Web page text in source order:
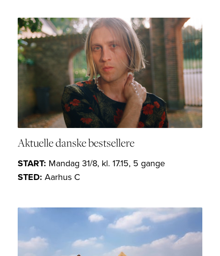
Aktuelle danske bestsellere
START: Mandag 31/8, kl. 17.15, 5 gange
STED: Aarhus C